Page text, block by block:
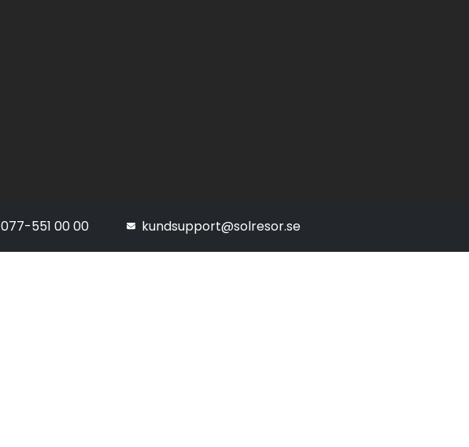
077-551 00 00 kundsupport@solresor.se